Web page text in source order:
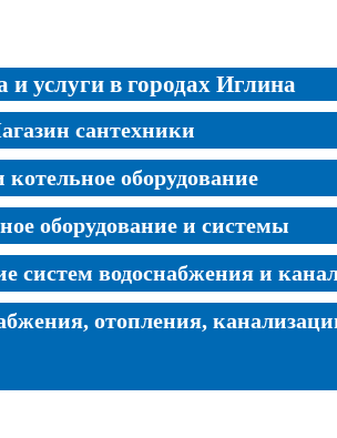
и услуги в городах Иглина
сантехники
оборудование
оборудование и системы
систем водоснабжения и
отопления,